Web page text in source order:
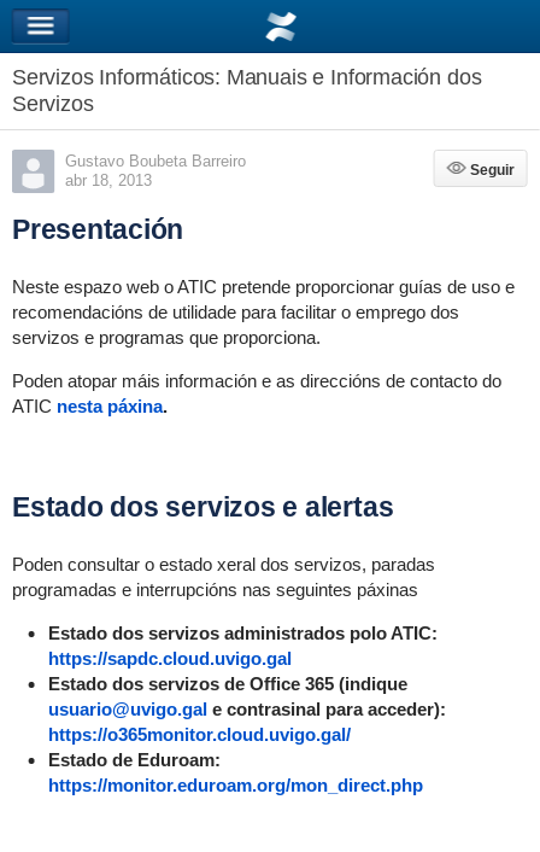
Servizos Informáticos: Manuais e Información dos
Servizos
Gustavo Boubeta Barreiro
abr 18, 2013
Seguir
Seguir
Presentación
Neste espazo web o ATIC pretende proporcionar guías de uso e
recomendacións de utilidade para facilitar o emprego dos
servizos e programas que proporciona.
Poden atopar máis información e as direccións de contacto do
ATIC nesta páxina.
Estado dos servizos e alertas
Poden consultar o estado xeral dos servizos, paradas
programadas e interrupcións nas seguintes páxinas
Estado dos servizos administrados polo ATIC:
https://sapdc.cloud.uvigo.gal
Estado dos servizos de Office 365 (indique
usuario@uvigo.gale contrasinal para acceder):
https://o365monitor.cloud.uvigo.gal/
Estado de Eduroam:
https://monitor.eduroam.org/mon_direct.php